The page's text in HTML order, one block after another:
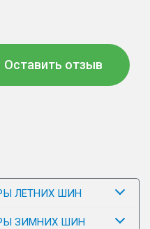
Оставить отзыв
ЛЕТНИХ ШИН
ЗИМНИХ ШИН